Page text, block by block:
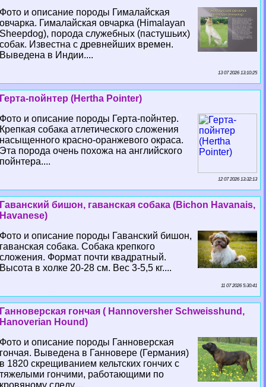
Фото и описание породы Гималайская
овчарка. Гималайская овчарка (Himalayan
Sheepdog), порода служебных (пастушьих)
собак. Известна с древнейших времен.
Выведена в Индии....
13 07 2026 13:10:25
Герта-пойнтер (Hertha Pointer)
Фото и описание породы Герта-пойнтер.
Крепкая собака атлетического сложения
насыщенного красно-оранжевого окраса.
Эта порода очень похожа на английского
пойнтера....
12 07 2026 13:32:13
Гаванский бишон, гаванская собака (Bichon Havanais,
Havanese)
Фото и описание породы Гаванский бишон,
гаванская собака. Собака крепкого
сложения. Формат почти квадратный.
Высота в холке 20-28 см. Вес 3-5,5 кг....
11 07 2026 5:30:41
Ганноверская гончая ( Hannoversher Schweisshund,
Hanoverian Hound)
Фото и описание породы Ганноверская
гончая. Выведена в Ганновере (Германия)
в 1820 скрещиванием кельтских гончих с
тяжелыми гончими, работающими по
кровяному следу....